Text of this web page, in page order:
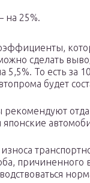
на 25%.
сделать
5,5%. То есть за
будет
рекомендуют
причиненного